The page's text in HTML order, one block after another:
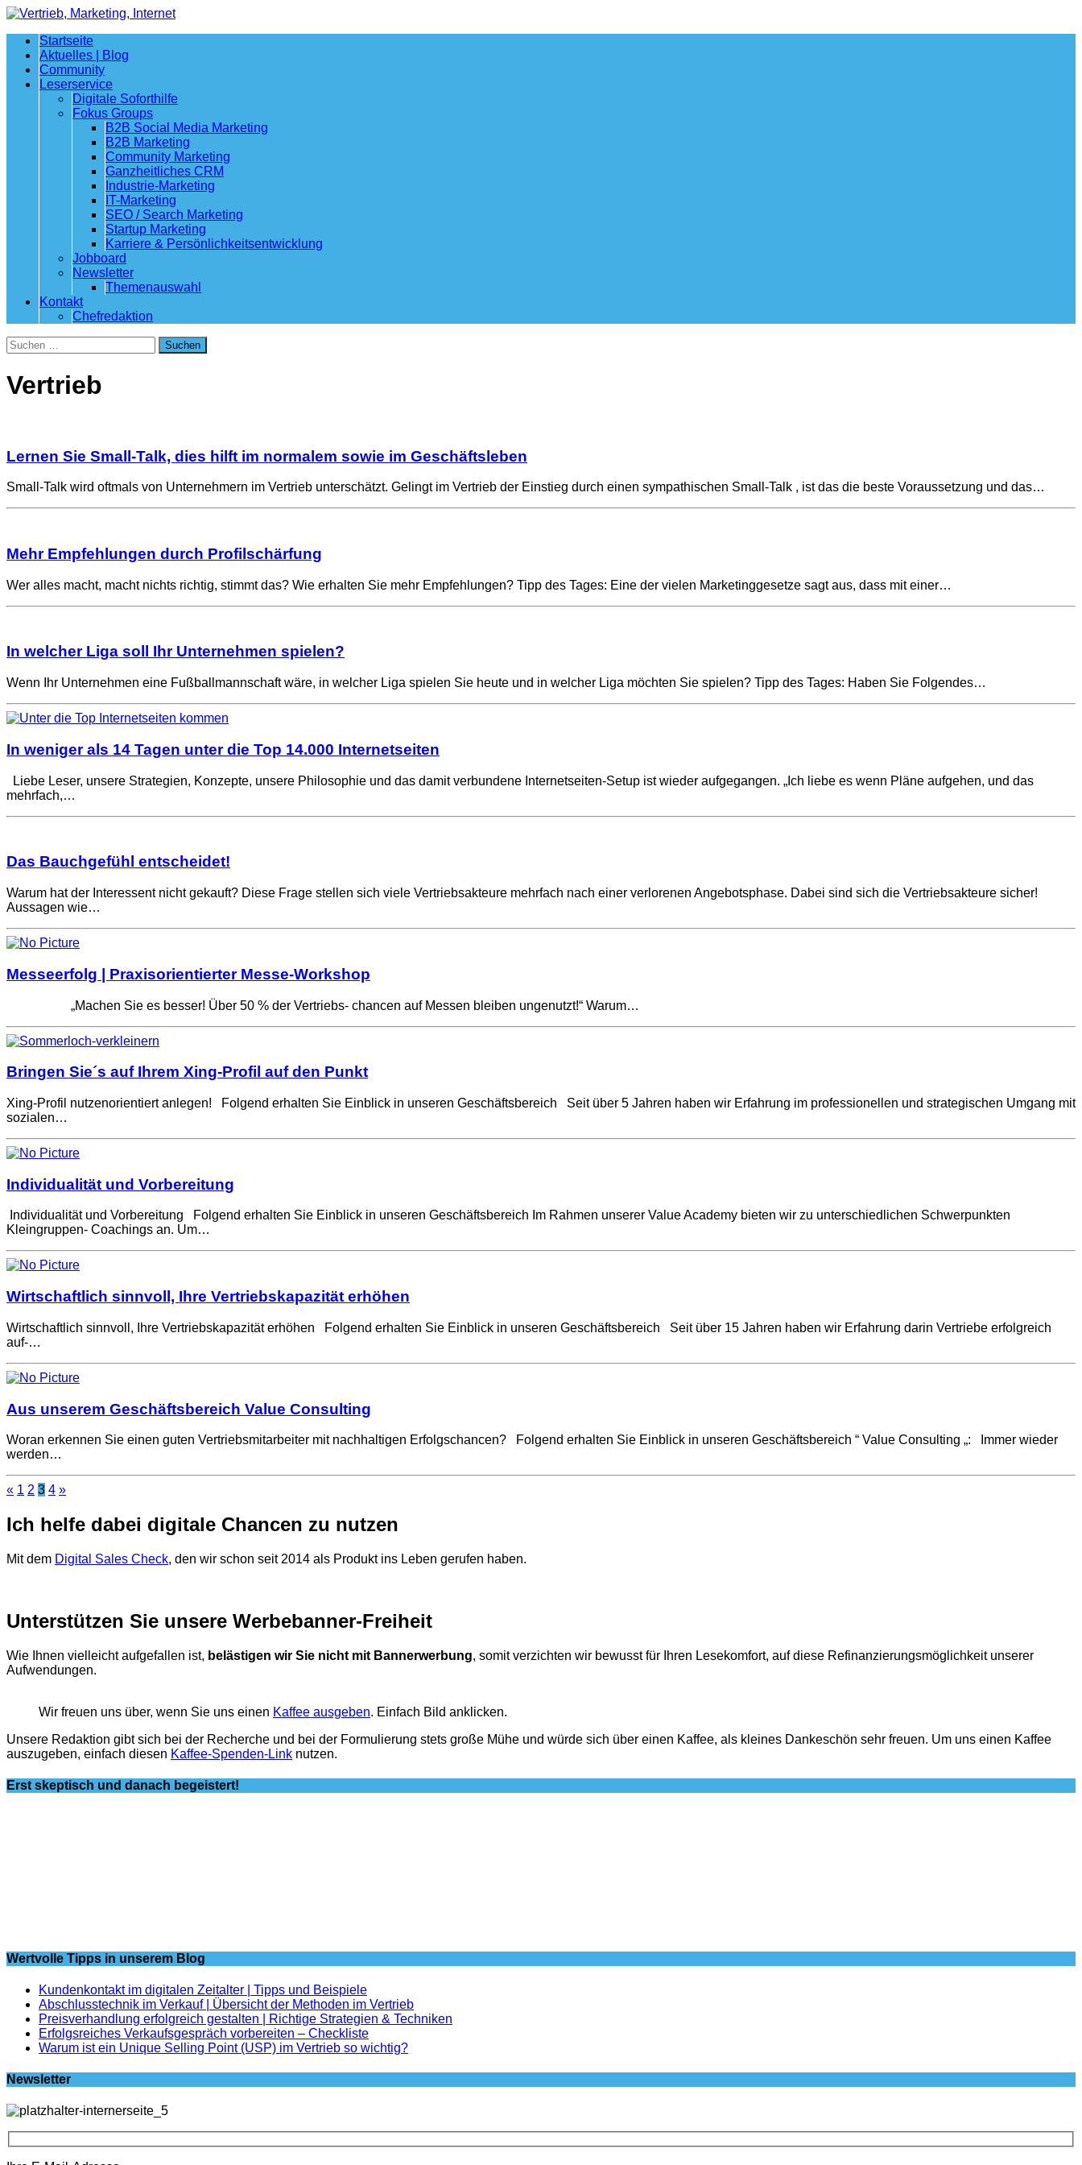
Startseite
Aktuelles | Blog
Community
Leserservice
Digitale Soforthilfe
Fokus Groups
B2B Social Media Marketing
B2B Marketing
Community Marketing
Ganzheitliches CRM
Industrie-Marketing
IT-Marketing
SEO / Search Marketing
Startup Marketing
Karriere & Persönlichkeitsentwicklung
Jobboard
Newsletter
Themenauswahl
Kontakt
Chefredaktion
Suchen
nach:
Vertrieb
Lernen Sie Small-Talk, dies hilft im normalem sowie im Geschäftsleben
Small-Talk wird oftmals von Unternehmern im Vertrieb unterschätzt. Gelingt im Vertrieb der Einstieg durch einen sympathischen Small-Talk , ist das die beste Voraussetzung und das…
Mehr Empfehlungen durch Profilschärfung
Wer alles macht, macht nichts richtig, stimmt das? Wie erhalten Sie mehr Empfehlungen? Tipp des Tages: Eine der vielen Marketinggesetze sagt aus, dass mit einer…
In welcher Liga soll Ihr Unternehmen spielen?
Wenn Ihr Unternehmen eine Fußballmannschaft wäre, in welcher Liga spielen Sie heute und in welcher Liga möchten Sie spielen? Tipp des Tages: Haben Sie Folgendes…
In weniger als 14 Tagen unter die Top 14.000 Internetseiten
Liebe Leser, unsere Strategien, Konzepte, unsere Philosophie und das damit verbundene Internetseiten-Setup ist wieder aufgegangen. „Ich liebe es wenn Pläne aufgehen, und das
mehrfach,…
Das Bauchgefühl entscheidet!
Warum hat der Interessent nicht gekauft? Diese Frage stellen sich viele Vertriebsakteure mehrfach nach einer verlorenen Angebotsphase. Dabei sind sich die Vertriebsakteure sicher!
Aussagen wie…
Messeerfolg | Praxisorientierter Messe-Workshop
„Machen Sie es besser! Über 50 % der Vertriebs- chancen auf Messen bleiben ungenutzt!“ Warum…
Bringen Sie´s auf Ihrem Xing-Profil auf den Punkt
Xing-Profil nutzenorientiert anlegen! Folgend erhalten Sie Einblick in unseren Geschäftsbereich Seit über 5 Jahren haben wir Erfahrung im professionellen und strategischen Umgang mit
sozialen…
Individualität und Vorbereitung
Individualität und Vorbereitung Folgend erhalten Sie Einblick in unseren Geschäftsbereich Im Rahmen unserer Value Academy bieten wir zu unterschiedlichen Schwerpunkten
Kleingruppen- Coachings an. Um…
Wirtschaftlich sinnvoll, Ihre Vertriebskapazität erhöhen
Wirtschaftlich sinnvoll, Ihre Vertriebskapazität erhöhen Folgend erhalten Sie Einblick in unseren Geschäftsbereich Seit über 15 Jahren haben wir Erfahrung darin Vertriebe erfolgreich
auf-…
Aus unserem Geschäftsbereich Value Consulting
Woran erkennen Sie einen guten Vertriebsmitarbeiter mit nachhaltigen Erfolgschancen? Folgend erhalten Sie Einblick in unseren Geschäftsbereich “ Value Consulting „: Immer wieder
werden…
« 1 2 3 4 »
Ich helfe dabei digitale Chancen zu nutzen
Mit dem Digital Sales Check, den wir schon seit 2014 als Produkt ins Leben gerufen haben.
Unterstützen Sie unsere Werbebanner-Freiheit
Wie Ihnen vielleicht aufgefallen ist, belästigen wir Sie nicht mit Bannerwerbung, somit verzichten wir bewusst für Ihren Lesekomfort, auf diese Refinanzierungsmöglichkeit unserer
Aufwendungen.
Wir freuen uns über, wenn Sie uns einen Kaffee ausgeben. Einfach Bild anklicken.
Unsere Redaktion gibt sich bei der Recherche und bei der Formulierung stets große Mühe und würde sich über einen Kaffee, als kleines Dankeschön sehr freuen. Um uns einen Kaffee
auszugeben, einfach diesen Kaffee-Spenden-Link nutzen.
Erst skeptisch und danach begeistert!
Wertvolle Tipps in unserem Blog
Kundenkontakt im digitalen Zeitalter | Tipps und Beispiele
Abschlusstechnik im Verkauf | Übersicht der Methoden im Vertrieb
Preisverhandlung erfolgreich gestalten | Richtige Strategien & Techniken
Erfolgsreiches Verkaufsgespräch vorbereiten – Checkliste
Warum ist ein Unique Selling Point (USP) im Vertrieb so wichtig?
Newsletter